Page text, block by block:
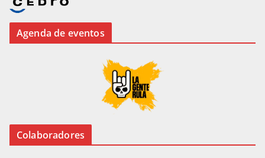
Agenda de eventos
Colaboradores